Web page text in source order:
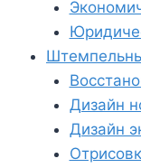
Дизайн
Дизайн